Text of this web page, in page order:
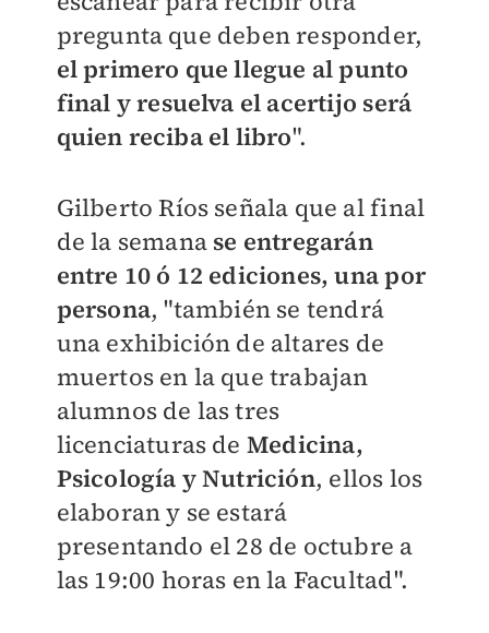
pregunta que deben responder,
el primero que llegue al punto
final y resuelva el acertijo será
quien reciba el libro".
Gilberto Ríos señala que al final
de la semana se entregarán
entre 10 ó 12 ediciones, una por
persona, "también se tendrá
una exhibición de altares de
muertos en la que trabajan
alumnos de las tres
licenciaturas de Medicina,
Psicología y Nutrición, ellos los
elaboran y se estará
presentando el 28 de octubre a
las 19:00 horas en la Facultad".